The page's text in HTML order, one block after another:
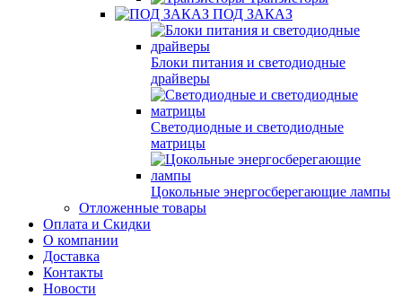
ПОД ЗАКАЗ
Блоки питания и светодиодные
драйверы
Светодиодные и светодиодные
матрицы
Цокольные энергосберегающие лампы
Отложенные товары
Оплата и Скидки
О компании
Доставка
Контакты
Новости